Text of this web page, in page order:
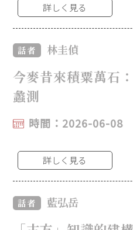
詳しく見る
話者 林圭偵
今麥昔來積粟萬石
蠡測
時間：2026-06-08
詳しく見る
話者 藍弘岳